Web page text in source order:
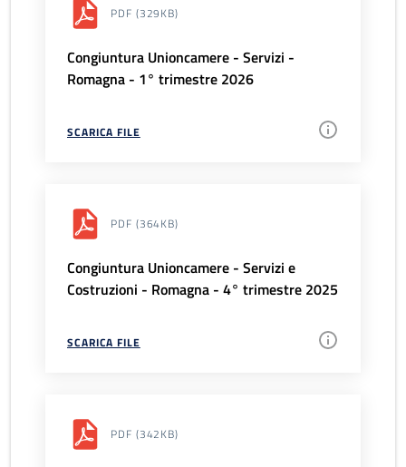
PDF (329KB)
Congiuntura Unioncamere - Servizi -
Romagna - 1° trimestre 2026
SCARICA FILE
PDF (364KB)
Congiuntura Unioncamere - Servizi e
Costruzioni - Romagna - 4° trimestre 2025
SCARICA FILE
PDF (342KB)